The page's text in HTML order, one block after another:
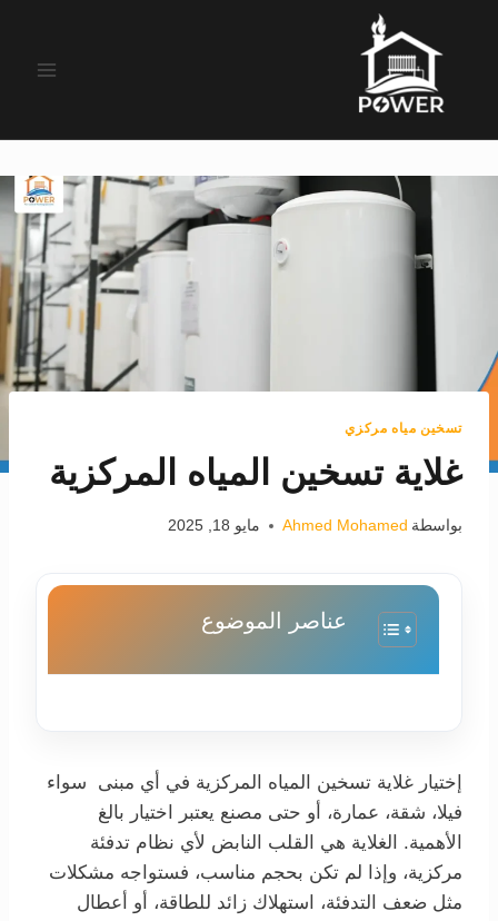
تسخين مياه مركزي
غلاية تسخين المياه المركزية
بواسطة Ahmed Mohamed مايو 18, 2025
عناصر الموضوع
إختيار غلاية تسخين المياه المركزية في أي مبنى سواء
فيلا، شقة، عمارة، أو حتى مصنع يعتبر اختيار بالغ
الأهمية. الغلاية هي القلب النابض لأي نظام تدفئة
مركزية، وإذا لم تكن بحجم مناسب، فستواجه مشكلات
مثل ضعف التدفئة، استهلاك زائد للطاقة، أو أعطال